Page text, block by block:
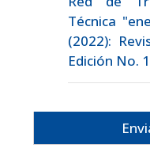
Técnica
(2022):
Edición No.